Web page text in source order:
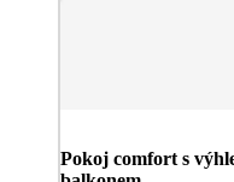
Pokoj comfort s